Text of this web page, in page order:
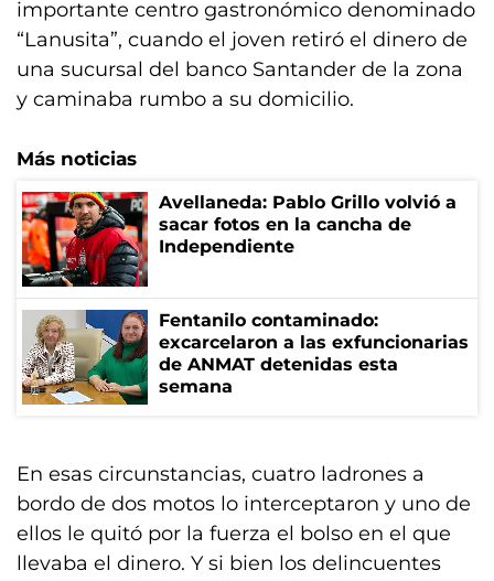
importante centro gastronómico denominado
“Lanusita”, cuando el joven retiró el dinero de
una sucursal del banco Santander de la zona
y caminaba rumbo a su domicilio.
Más noticias
Avellaneda: Pablo Grillo volvió a
sacar fotos en la cancha de
Independiente
Fentanilo contaminado:
excarcelaron a las exfuncionarias
de ANMAT detenidas esta
semana
En esas circunstancias, cuatro ladrones a
bordo de dos motos lo interceptaron y uno de
ellos le quitó por la fuerza el bolso en el que
llevaba el dinero. Y si bien los delincuentes